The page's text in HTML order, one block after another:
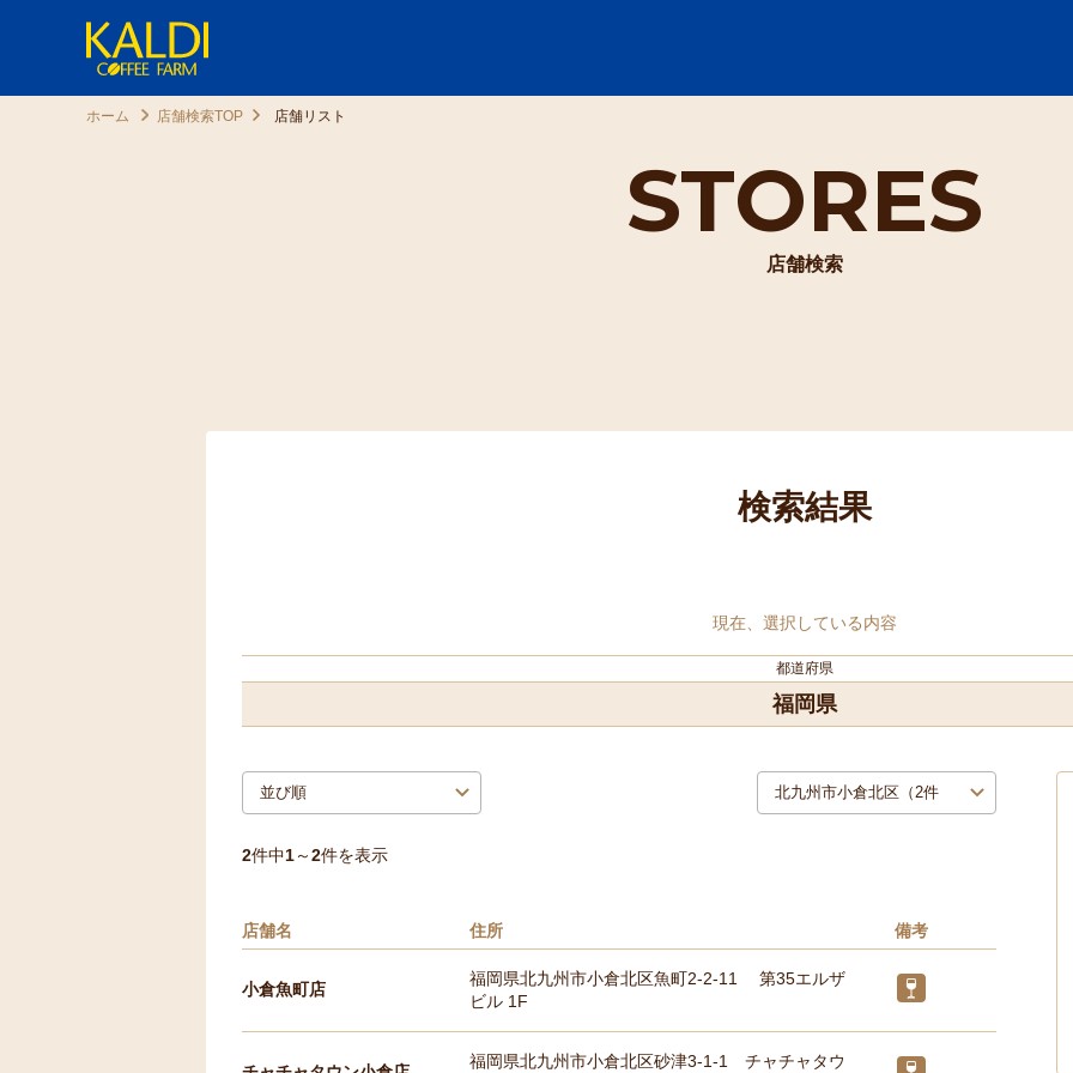
STORES
店舗検索
ホーム 店舗検索TOP 店舗リスト
検索結果
現在、選択している内容
都道府県
福岡県
2件中1～2件を表示
店舗名 住所 備考
小倉魚町店
福岡県北九州市小倉北区魚町2-2-11 第35エルザ
ビル 1F
福岡県北九州市小倉北区砂津3-1-1 チャチャタウ